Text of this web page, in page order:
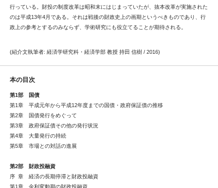
行っている。財投の制度改革は昭和末にはじまっていたが、抜本改革が実施された
のは平成13年4月である。それは戦後の財政史上の画期というべきものであり、行
政上の参考とするのみならず、学術研究にも役立てることが期待される。
(紹介文執筆者: 経済学研究科・経済学部 教授 持田 信樹 / 2016)
本の目次
第1部 国債
第1章 平成元年から平成12年度までの国債・政府保証債の推移
第2章 国債発行をめぐって
第3章 政府保証債その他の発行状況
第4章 大量発行の持続
第5章 市場との対話の進展
第2部 財政投融資
序 章 経済の長期停滞と財政投融資
第1章 金利変動期の財政投融資